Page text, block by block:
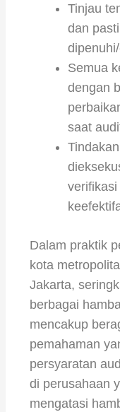
Tinjau
dan
Semua
dengan
saat
verifikasi
Dalam praktik
kota
Jakarta,
berbagai
mencakup
pemahaman
persyaratan
di perusahaan
mengatasi